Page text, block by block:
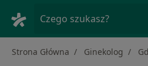
Czego szukasz?
Strona Główna Ginekolog